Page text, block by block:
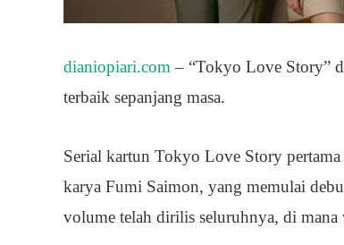
dianiopiari.com– “Tokyo Love Story”
terbaik sepanjang masa.
Serial kartun Tokyo Love Story
karya Fumi Saimon, yang memulai
volume telah dirilis seluruhnya, di